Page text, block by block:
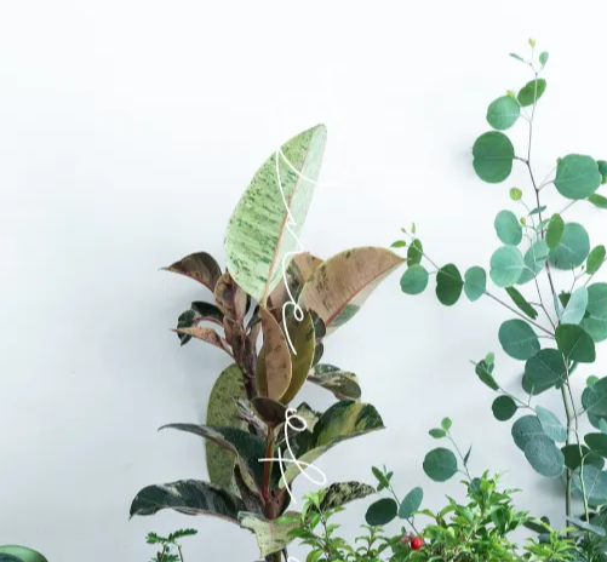
物盒&室內植栽加購後有代寫卡片服務」